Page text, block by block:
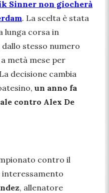
Sinner non giocherà
. La scelta è stata
lunga corsa in
stesso numero
metà mese per
decisione cambia
un anno fa
contro Alex De
contro il
interessamento
, allenatore